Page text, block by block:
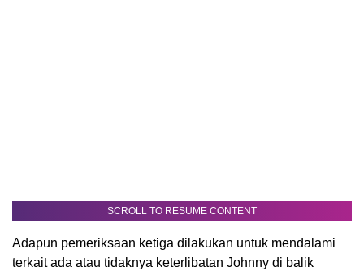
SCROLL TO RESUME CONTENT
Adapun pemeriksaan ketiga dilakukan untuk mendalami
terkait ada atau tidaknya keterlibatan Johnny di balik